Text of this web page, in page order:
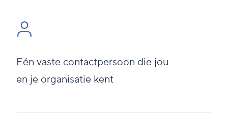
Eén vaste contactpersoon die jou
en je organisatie kent